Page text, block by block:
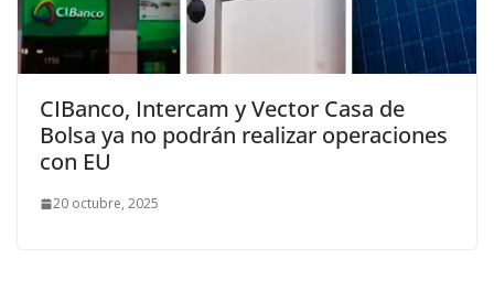
CIBanco, Intercam y Vector Casa de
Bolsa ya no podrán realizar operaciones
con EU
20 octubre, 2025